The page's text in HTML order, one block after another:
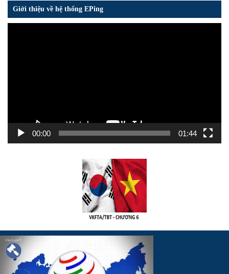
Giới thiệu về hệ thống EPing
00:00 01:44